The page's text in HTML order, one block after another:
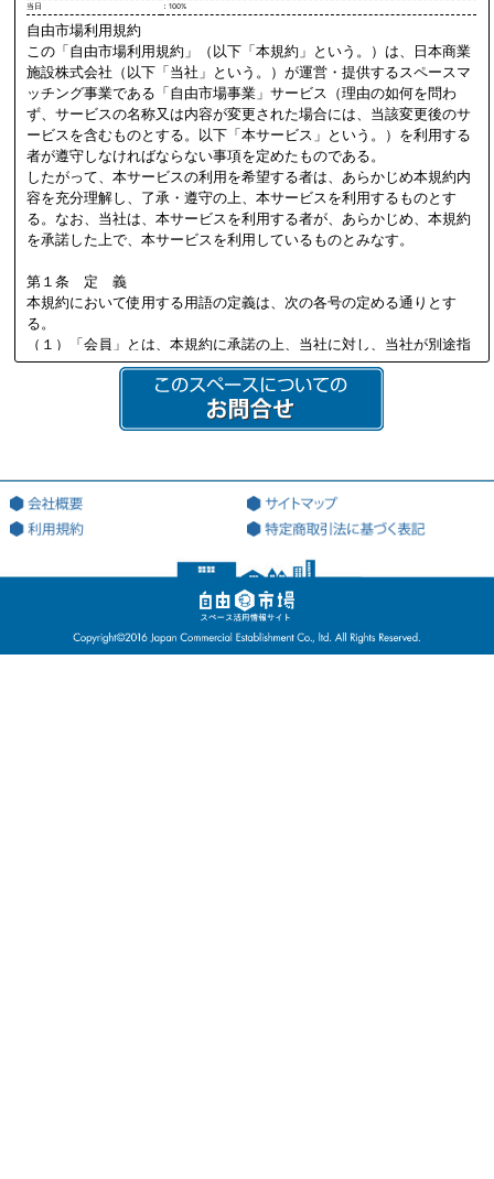
当日
：100%
自由市場利用規約
この「自由市場利用規約」（以下「本規約」という。）は、日本商業
施設株式会社（以下「当社」という。）が運営・提供するスペースマ
ッチング事業である「自由市場事業」サービス（理由の如何を問わ
ず、サービスの名称又は内容が変更された場合には、当該変更後のサ
ービスを含むものとする。以下「本サービス」という。）を利用する
者が遵守しなければならない事項を定めたものである。
したがって、本サービスの利用を希望する者は、あらかじめ本規約内
容を充分理解し、了承・遵守の上、本サービスを利用するものとす
る。なお、当社は、本サービスを利用する者が、あらかじめ、本規約
を承諾した上で、本サービスを利用しているものとみなす。
第１条 定 義
本規約において使用する用語の定義は、次の各号の定める通りとす
る。
（１）「会員」とは、本規約に承諾の上、当社に対し、当社が別途指
定する必要書類を提供し、当社の定める審査を通過して、当社より会
員資格を付与され会員登録を行った法人又は個人を意味する。
（２）「本サイト」とは、会員が本サービスを利用する際に用いる、
本サービス専用のWEBサイト（ドメインアドレス：http://jiyu18.jp）
ことを希望する法人又は個人を意味する。
（４）「登録情報」とは、当社が指定した、本サービスを利用するた
（５）「利用契約」とは、第3条第4項に基づき、当社と会員の間で成
立する会員による本サービスの利用に関する契約を意味する。
（６）「知的財産権」とは、著作権、特許権、実用新案権、商標権、
意匠権その他の知的財産権（これらの権利を取得し、又はこれらの権
利につき登録等を出願する一切の権利を含む）を意味する。